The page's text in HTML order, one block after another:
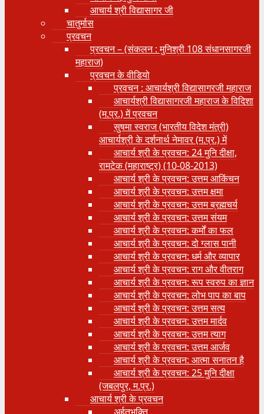
आचार्य श्री विद्यासागर जी
चातुर्मास
प्रवचन
प्रवचन – (संकलन : मुनिश्री 108 संधानसागरजी
महाराज)
प्रवचन के वीडियो
प्रवचन : आचार्यश्री ‍विद्यासागरजी महाराज
आचार्यश्री विद्यासागरजी महाराज के विदिशा
(म.प्र.) में प्रवचन
सुषमा स्वराज (भारतीय विदेश मंत्री)
आचार्यश्री के दर्शनार्थ नेमावर (म.प्र.) में
आचार्य श्री के प्रवचन: 24 मुनि दीक्षा,
रामटेक (महाराष्ट्र) (10-08-2013)
आचार्य श्री के प्रवचन: उत्तम आकिंचन
आचार्य श्री के प्रवचन: उत्तम क्षमा
आचार्य श्री के प्रवचन: उत्तम ब्रह्मचर्य
आचार्य श्री के प्रवचन: उत्तम संयम
आचार्य श्री के प्रवचन: कर्मों का फल
आचार्य श्री के प्रवचन: दो ग्लास पानी
आचार्य श्री के प्रवचन: धर्म और व्यापार
आचार्य श्री के प्रवचन: राग और वीतराग
आचार्य श्री के प्रवचन: रूप स्वरुप का ज्ञान
आचार्य श्री के प्रवचन: लोभ पाप का बाप
आचार्य श्री के प्रवचन: उत्तम सत्य
आचार्य श्री के प्रवचन: उत्तम मार्दव
आचार्य श्री के प्रवचन: उत्तम त्याग
आचार्य श्री के प्रवचन: उत्तम आर्जव
आचार्य श्री के प्रवचन: आत्मा सनातन है
आचार्य श्री के प्रवचन: 25 मुनि दीक्षा
(जबलपुर, म.प्र.)
आचार्य श्री के प्रवचन